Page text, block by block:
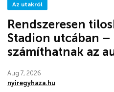
Az utakról
Rendszeresen
Stadion utcában –
számíthatnak az
Aug 7, 2026
nyiregyhaza.hu